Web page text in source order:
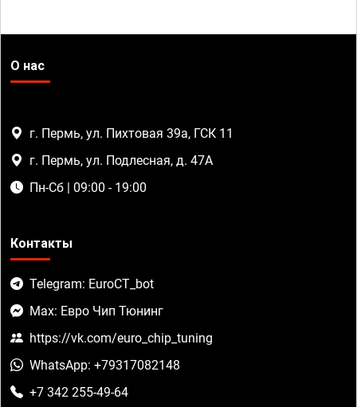
О нас
г. Пермь, ул. Пихтовая 39а, ГСК 11
г. Пермь, ул. Подлесная, д. 47А
Пн-Сб | 09:00 - 19:00
Контакты
Telegram: EuroCT_bot
Max: Евро Чип Тюнинг
https://vk.com/euro_chip_tuning
WhatsApp: +79317082148
+7 342 255-49-64